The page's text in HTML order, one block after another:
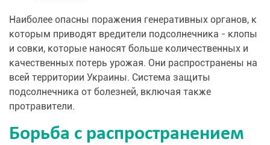
Наиболее опасны поражения генеративных органов, к
которым приводят вредители подсолнечника - клопы
и совки, которые наносят больше количественных и
качественных потерь урожая. Они распространены на
всей территории Украины. Система защиты
подсолнечника от болезней, включая также
протравители.
Борьба с распространением